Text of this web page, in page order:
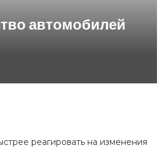
автомобилей
реагировать на изменения